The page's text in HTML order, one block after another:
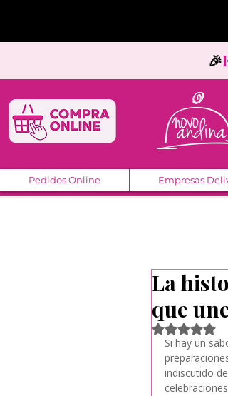
🎉
Pedidos Online Empresas
La
que
Obtuvo
Si hay un
indiscutido